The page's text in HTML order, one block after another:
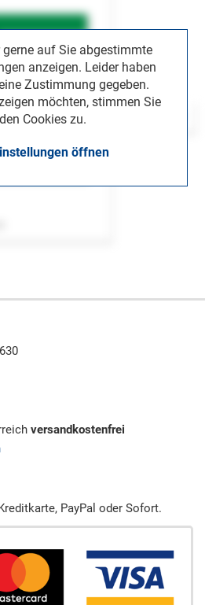
auf Sie abgestimmte
anzeigen. Leider haben
Zustimmung gegeben.
möchten, stimmen Sie
Cookies zu.
öffnen
versandkostenfrei
PayPal oder Sofort.